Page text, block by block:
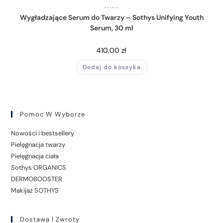
,,,,,,
Wygładzające Serum do Twarzy – Sothys Unifying Youth
Serum, 30 ml
410,00 zł
Dodaj do koszyka
Pomoc W Wyborze
Nowości i bestsellery
Pielęgnacja twarzy
Pielęgnacja ciała
Sothys ORGANICS
DERMOBOOSTER
Makijaż SOTHYS
Dostawa I Zwroty